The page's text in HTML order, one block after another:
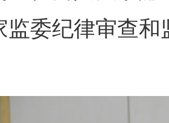
监委纪律审查和